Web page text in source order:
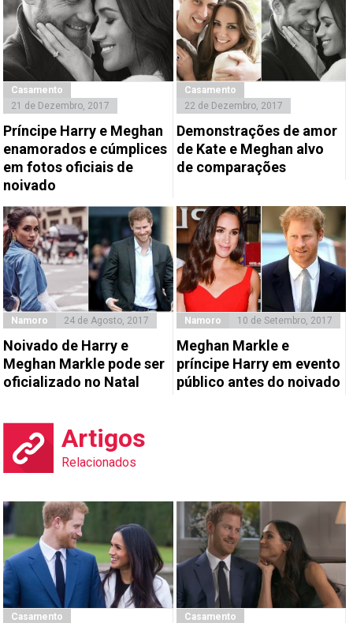
Casamento
21 de Dezembro, 2017
Príncipe Harry e Meghan
enamorados e cúmplices
em fotos oficiais de
noivado
Casamento
22 de Dezembro, 2017
Demonstrações de amor
de Kate e Meghan alvo
de comparações
Namoro 24 de Agosto, 2017
Noivado de Harry e
Meghan Markle pode ser
oficializado no Natal
Namoro 10 de Setembro, 2017
Meghan Markle e
príncipe Harry em evento
público antes do noivado
Artigos
Relacionados
Casamento
Casamento